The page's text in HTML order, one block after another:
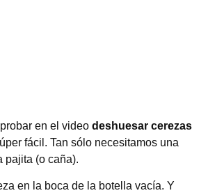
en el video deshuesar cerezas
fácil. Tan sólo necesitamos una
pajita (o caña).
en la boca de la botella vacía. Y